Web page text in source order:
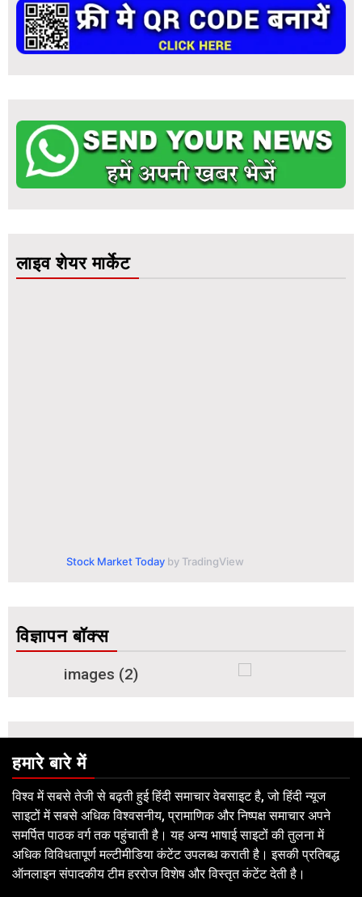
लाइव शेयर मार्केट
Stock Market Today by TradingView
विज्ञापन बॉक्स
हमारे बारे में
विश्व में सबसे तेजी से बढ़ती हुई हिंदी समाचार वेबसाइट है, जो हिंदी न्यूज
साइटों में सबसे अधिक विश्वसनीय, प्रामाणिक और निष्पक्ष समाचार अपने
समर्पित पाठक वर्ग तक पहुंचाती है। यह अन्य भाषाई साइटों की तुलना में
अधिक विविधतापूर्ण मल्टीमीडिया कंटेंट उपलब्ध कराती है। इसकी प्रतिबद्ध
ऑनलाइन संपादकीय टीम हररोज विशेष और विस्तृत कंटेंट देती है।